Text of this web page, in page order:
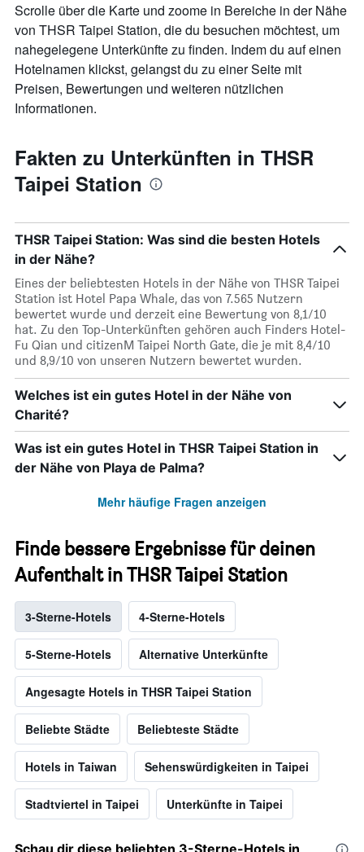
Scrolle über die Karte und zoome in Bereiche in der Nähe
von THSR Taipei Station, die du besuchen möchtest, um
nahegelegene Unterkünfte zu finden. Indem du auf einen
Hotelnamen klickst, gelangst du zu einer Seite mit
Preisen, Bewertungen und weiteren nützlichen
Informationen.
Fakten zu Unterkünften in THSR
Taipei Station
THSR Taipei Station: Was sind die besten Hotels
in der Nähe?
Eines der beliebtesten Hotels in der Nähe von THSR Taipei
Station ist Hotel Papa Whale, das von 7.565 Nutzern
bewertet wurde und derzeit eine Bewertung von 8,1/10
hat. Zu den Top-Unterkünften gehören auch Finders Hotel-
Fu Qian und citizenM Taipei North Gate, die je mit 8,4/10
und 8,9/10 von unseren Nutzern bewertet wurden.
Welches ist ein gutes Hotel in der Nähe von
Charité?
Was ist ein gutes Hotel in THSR Taipei Station in
der Nähe von Playa de Palma?
Mehr häufige Fragen anzeigen
Finde bessere Ergebnisse für deinen
Aufenthalt in THSR Taipei Station
3-Sterne-Hotels 4-Sterne-Hotels
5-Sterne-Hotels Alternative Unterkünfte
Angesagte Hotels in THSR Taipei Station
Beliebte Städte Beliebteste Städte
Hotels in Taiwan Sehenswürdigkeiten in Taipei
Stadtviertel in Taipei Unterkünfte in Taipei